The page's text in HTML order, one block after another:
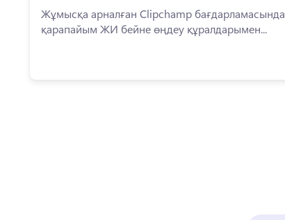
Жұмысқа арналған Clipchamp бағдарламасында
қарапайым ЖИ бейне өңдеу құралдарымен...